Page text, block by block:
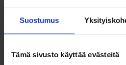
Suostumus
Tämä sivusto käyttää evästeitä
Koristelu: Vaaleansininen
kirkkaat zirkonit
Ketju: Rodinoitu, säädettävä
Mitat: Korkeus 16 mm, leveys